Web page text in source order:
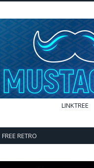
LINKTREE
FREE RETRO